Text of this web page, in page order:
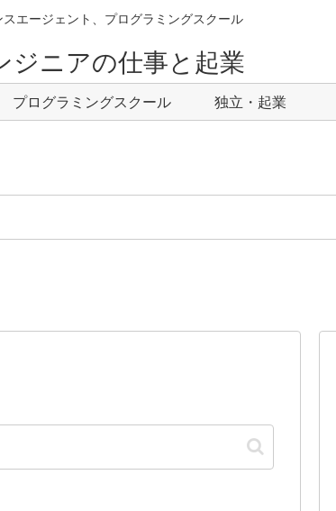
スエージェント、プログラミングスクール
ジニアの仕事と起業
プログラミングスクール 独立・起業